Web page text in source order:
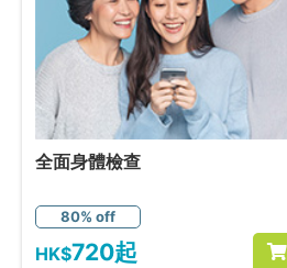
全面身體檢查
80% off
HK$720起